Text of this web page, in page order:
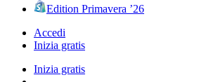
Edition Primavera ’26
Accedi
Inizia gratis
Inizia gratis